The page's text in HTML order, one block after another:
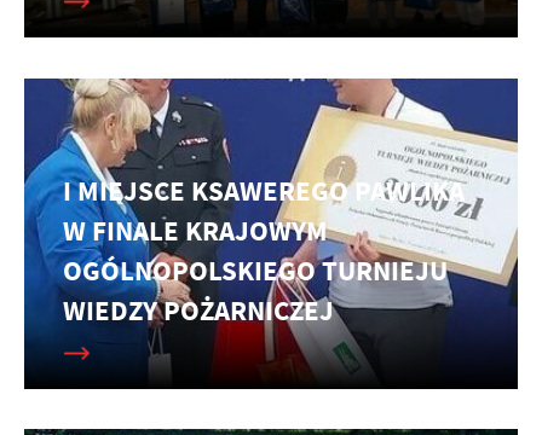
I MIEJSCE KSAWEREGO PAWLIKA
W FINALE KRAJOWYM
OGÓLNOPOLSKIEGO TURNIEJU
WIEDZY POŻARNICZEJ